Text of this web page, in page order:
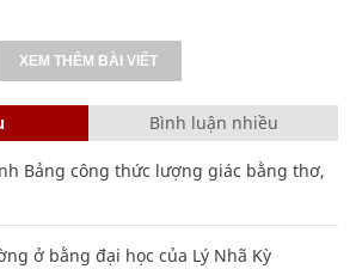
XEM THÊM BÀI VIẾT
Bình luận nhiều
Bảng công thức lượng giác bằng thơ,
ở bằng đại học của Lý Nhã Kỳ